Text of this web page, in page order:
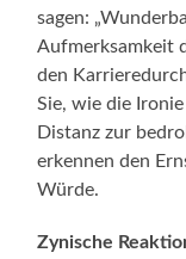
sagen:
Aufmerksamkeit
den
Sie, wie die
Distanz zur
erkennen den
Würde.
Zynische